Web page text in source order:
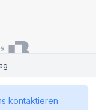
kontaktieren